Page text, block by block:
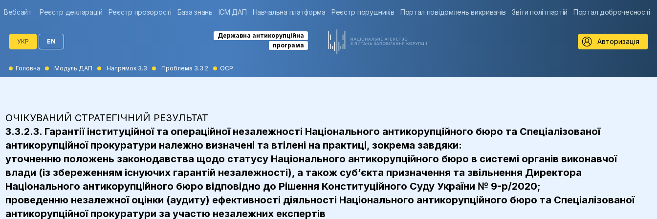
Вебсайт Реєстр декларацій Реєстр прозорості База знань ІСМ ДАП Навчальна платформа Реєстр порушників Портал повідомлень викривачів Звіти політпартій Портал доброчесності
УКР EN
Державна антикорупційна
програма
Авторизація
Головна Модуль ДАП Напрямок 3.3 Проблема 3.3.2 ОСР
ОЧІКУВАНИЙ СТРАТЕГІЧНИЙ РЕЗУЛЬТАТ
3.3.2.3. Гарантії інституційної та операційної незалежності Національного антикорупційного бюро та Спеціалізованої
антикорупційної прокуратури належно визначені та втілені на практиці, зокрема завдяки:
уточненню положень законодавства щодо статусу Національного антикорупційного бюро в системі органів виконавчої
влади (із збереженням існуючих гарантій незалежності), а також суб’єкта призначення та звільнення Директора
Національного антикорупційного бюро відповідно до Рішення Конституційного Суду України № 9-р/2020;
проведенню незалежної оцінки (аудиту) ефективності діяльності Національного антикорупційного бюро та Спеціалізованої
антикорупційної прокуратури за участю незалежних експертів